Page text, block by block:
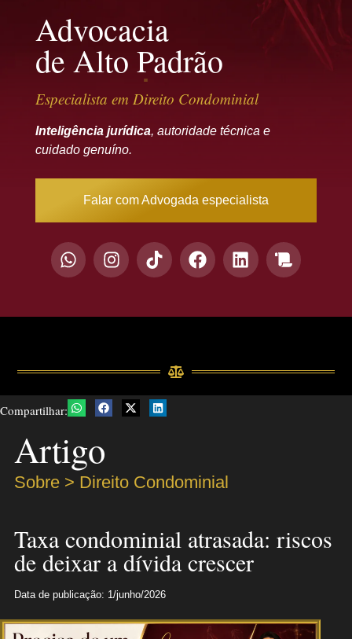
Advocacia
de Alto Padrão
Especialista em Direito Condominial
Inteligência jurídica, autoridade técnica e
cuidado genuíno.
Falar com Advogada especialista
Compartilhar:
Artigo
Sobre > Direito Condominial
Taxa condominial atrasada: riscos
de deixar a dívida crescer
Data de publicação: 1/junho/2026